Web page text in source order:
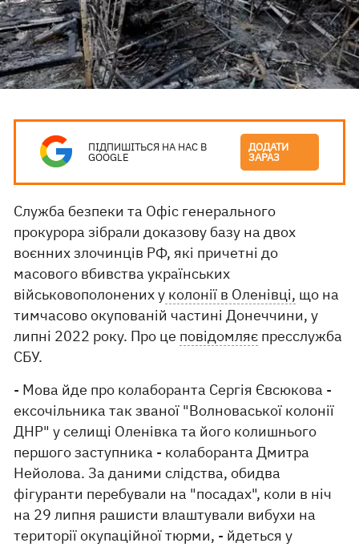
ПІДПИШІТЬСЯ НА НАС В
GOOGLE
ДОДАТИ
ЗАРАЗ
Служба безпеки та Офіс генерального
прокурора зібрали доказову базу на двох
воєнних злочинців РФ, які причетні до
масового вбивства українських
військовополонених у колонії в Оленівці, що на
тимчасово окупованій частині Донеччини, у
липні 2022 року. Про це повідомляє пресслужба
СБУ.
- Мова йде про колаборанта Сергія Євсюкова -
ексочільника так званої "Волноваської колонії
ДНР" у селищі Оленівка та його колишнього
першого заступника - колаборанта Дмитра
Нейолова. За даними слідства, обидва
фігуранти перебували на "посадах", коли в ніч
на 29 липня рашисти влаштували вибухи на
території окупаційної тюрми, - йдеться у